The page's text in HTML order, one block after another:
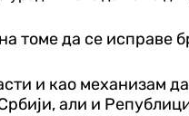
томе да се исправе
и као механизам
али и